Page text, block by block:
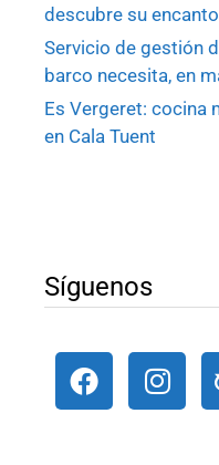
descubre su
Servicio de gestión
barco necesita, en
Es Vergeret: cocina
en Cala Tuent
Síguenos